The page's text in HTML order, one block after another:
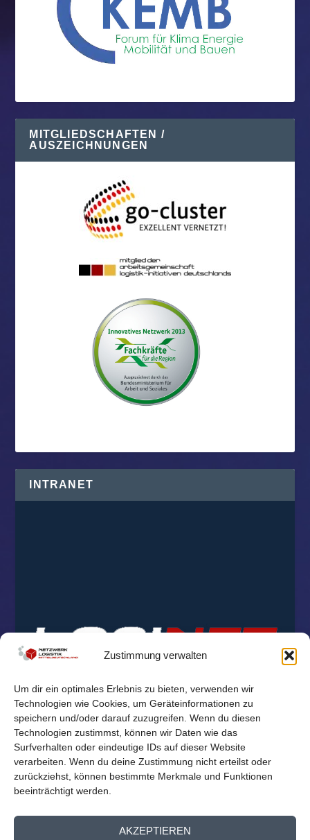
Zustimmung verwalten
Um dir ein optimales Erlebnis zu bieten, verwenden wir
Technologien wie Cookies, um Geräteinformationen zu
speichern und/oder darauf zuzugreifen. Wenn du diesen
Technologien zustimmst, können wir Daten wie das
Surfverhalten oder eindeutige IDs auf dieser Website
verarbeiten. Wenn du deine Zustimmung nicht erteilst oder
zurückziehst, können bestimmte Merkmale und Funktionen
beeinträchtigt werden.
AKZEPTIEREN
MITGLIEDSCHAFTEN /
AUSZEICHNUNGEN
INTRANET
Reichelt Kommunikationsberatung